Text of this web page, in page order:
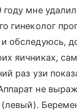
мне
гинеколог
обследуюсь,
яичниках,
раз узи
не
(левый).